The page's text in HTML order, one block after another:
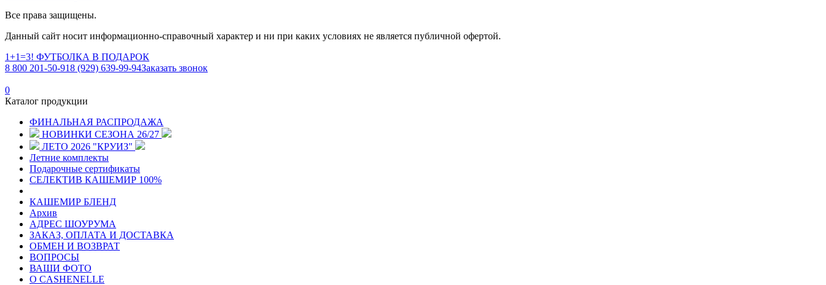
Все права защищены.
Данный сайт носит информационно-справочный характер и ни при каких условиях не является публичной офертой.
1+1=3! ФУТБОЛКА В ПОДАРОК
8 800 201-50-918 (929) 639-99-94Заказать звонок
0
Каталог продукции
ФИНАЛЬНАЯ РАСПРОДАЖА
НОВИНКИ СЕЗОНА 26/27
ЛЕТО 2026 "КРУИЗ"
Летние комплекты
Подарочные сертификаты
СЕЛЕКТИВ КАШЕМИР 100%
КАШЕМИР БЛЕНД
Архив
АДРЕС ШОУРУМА
ЗАКАЗ, ОПЛАТА И ДОСТАВКА
ОБМЕН И ВОЗВРАТ
ВОПРОСЫ
ВАШИ ФОТО
О CASHENELLE